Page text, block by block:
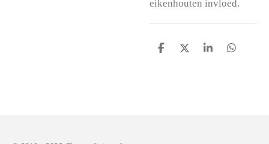
eikenhouten invloed.
D
D
S
D